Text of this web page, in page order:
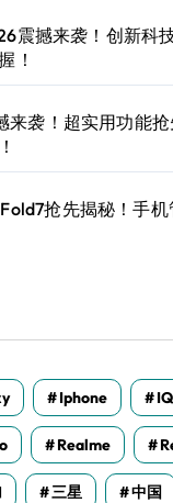
震撼来袭！创新科
！
来袭！超实用功能
抢先揭秘！手机
Iphone
Realme
三星 中国